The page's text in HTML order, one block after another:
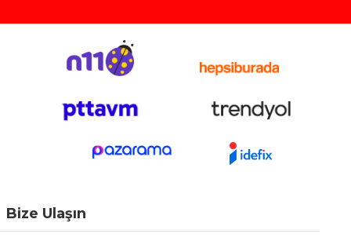
Bize Ulaşın